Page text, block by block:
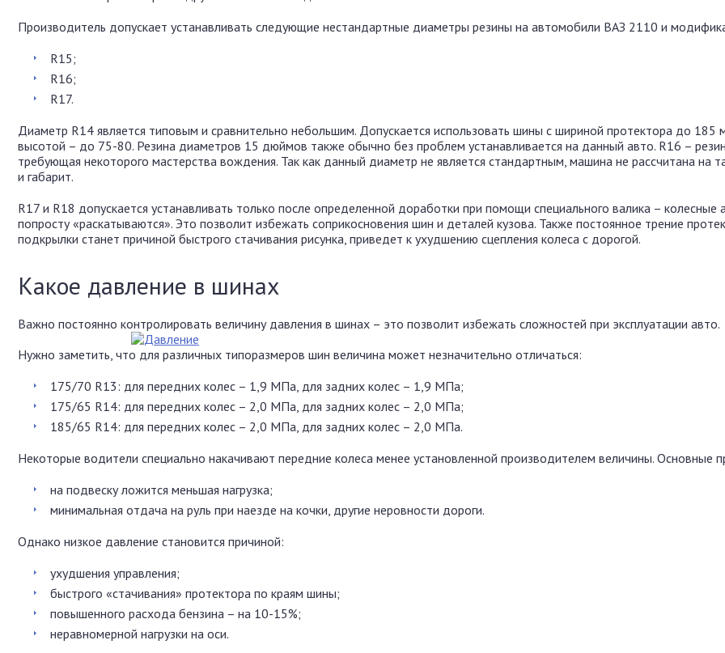
Производитель допускает устанавливать следующие нестандартные диаметры резины на автомобили ВАЗ 2110 и
R15;
R16;
R17.
Диаметр R14 является типовым и сравнительно небольшим. Допускается использовать шины с шириной протектора до 185
высотой – до 75-80. Резина диаметров 15 дюймов также обычно без проблем устанавливается на данный авто. R16 –
требующая некоторого мастерства вождения. Так как данный диаметр не является стандартным, машина не рассчитана на
и габарит.
R17 и R18 допускается устанавливать только после определенной доработки при помощи специального валика – колесные
попросту «раскатываются». Это позволит избежать соприкосновения шин и деталей кузова. Также постоянное трение
подкрылки станет причиной быстрого стачивания рисунка, приведет к ухудшению сцепления колеса с дорогой.
Какое давление в шинах
Важно постоянно контролировать величину давления в шинах – это позволит избежать сложностей при эксплуатации авто.
Нужно заметить, что для различных типоразмеров шин величина может незначительно отличаться:
175/70 R13: для передних колес – 1,9 МПа, для задних колес – 1,9 МПа;
175/65 R14: для передних колес – 2,0 МПа, для задних колес – 2,0 МПа;
185/65 R14: для передних колес – 2,0 МПа, для задних колес – 2,0 МПа.
Некоторые водители специально накачивают передние колеса менее установленной производителем величины. Основные
на подвеску ложится меньшая нагрузка;
минимальная отдача на руль при наезде на кочки, другие неровности дороги.
Однако низкое давление становится причиной:
ухудшения управления;
быстрого «стачивания» протектора по краям шины;
повышенного расхода бензина – на 10-15%;
неравномерной нагрузки на оси.